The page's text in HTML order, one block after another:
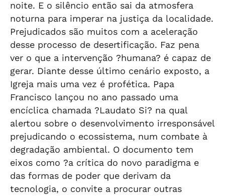
noite. E o silêncio então sai da atmosfera
noturna para imperar na justiça da localidade.
Prejudicados são muitos com a aceleração
desse processo de desertificação. Faz pena
ver o que a intervenção ?humana? é capaz de
gerar. Diante desse último cenário exposto, a
Igreja mais uma vez é profética. Papa
Francisco lançou no ano passado uma
encíclica chamada ?Laudato Si? na qual
alertou sobre o desenvolvimento irresponsável
prejudicando o ecossistema, num combate à
degradação ambiental. O documento tem
eixos como ?a crítica do novo paradigma e
das formas de poder que derivam da
tecnologia, o convite a procurar outras